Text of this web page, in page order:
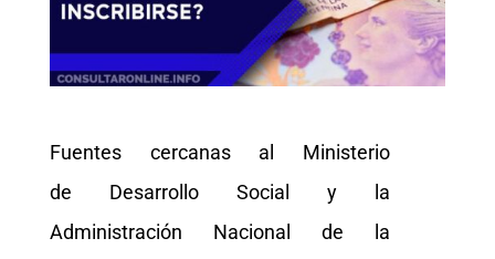
Fuentes cercanas al Ministerio
de Desarrollo Social y la
Administración Nacional de la